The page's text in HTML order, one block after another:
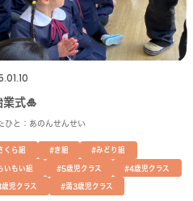
業式🎍
ひと：あのんせんせい
くら組 #き組 #みどり組
いもい組 #5歳児クラス #4歳児クラス
児クラス #満3歳児クラス